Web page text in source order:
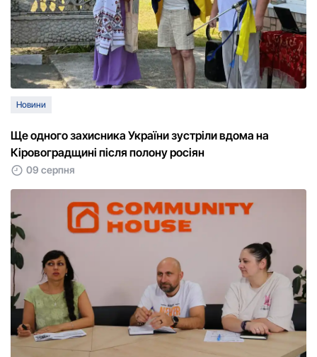
Новини
Ще одного захисника України зустріли вдома на
Кіровоградщині після полону росіян
09 серпня